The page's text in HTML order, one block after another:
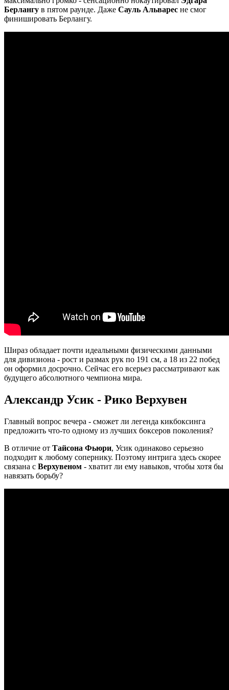
Берлангу в пятом раунде. Даже Сауль Альварес не смог
финишировать Берлангу.
Шираз обладает почти идеальными физическими данными
для дивизиона - рост и размах рук по 191 см, а 18 из 22 побед
он оформил досрочно. Сейчас его всерьез рассматривают как
будущего абсолютного чемпиона мира.
Александр Усик - Рико Верхувен
Главный вопрос вечера - сможет ли легенда кикбоксинга
предложить что-то одному из лучших боксеров поколения?
В отличие от Тайсона Фьюри, Усик одинаково серьезно
подходит к любому сопернику. Поэтому интрига здесь скорее
связана с Верхувеном - хватит ли ему навыков, чтобы хотя бы
навязать борьбу?